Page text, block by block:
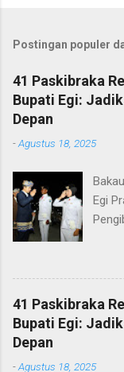
Postingan populer
41 Paskibraka
Bupati Egi:
Depan
-Agustus 18, 2025
Egi
41 Paskibraka
Bupati Egi:
Depan
-Agustus 18, 2025